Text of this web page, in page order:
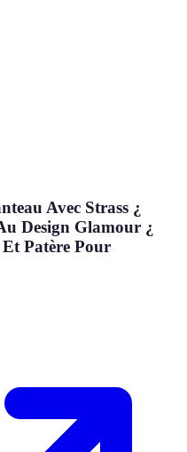
Avec Strass ¿
Design Glamour ¿
Patère Pour